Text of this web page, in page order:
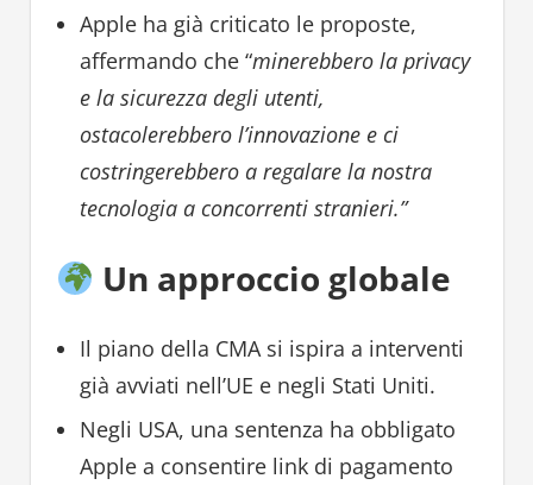
Apple ha già criticato le proposte,
affermando che “minerebbero la privacy
e la sicurezza degli utenti,
ostacolerebbero l’innovazione e ci
costringerebbero a regalare la nostra
tecnologia a concorrenti stranieri.”
Un approccio globale
Il piano della CMA si ispira a interventi
già avviati nell’UE e negli Stati Uniti.
Negli USA, una sentenza ha obbligato
Apple a consentire link di pagamento